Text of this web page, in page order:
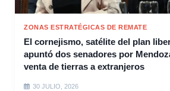
ZONAS ESTRATÉGICAS DE REMATE
El cornejismo, satélite del plan
apuntó dos senadores por
venta de tierras a extranjeros
30 JULIO, 2026